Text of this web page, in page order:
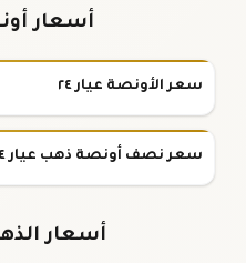
أسعار
سعر الأونصة عيار ٢٤
سعر نصف أونصة ذهب عيار ٢٤
أسعار